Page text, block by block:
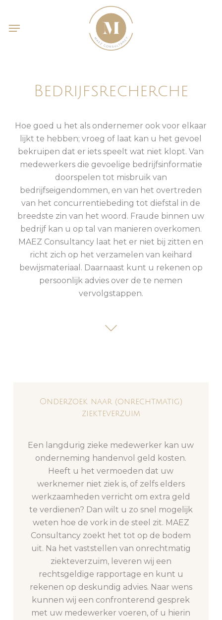
main
Menu
Bedrijfsrecherche
Hoe goed u het als ondernemer ook voor elkaar
lijkt te hebben; vroeg of laat kan u het gevoel
bekruipen dat er iets speelt wat niet klopt. Van
medewerkers die gevoelige bedrijfsinformatie
doorspelen tot misbruik van
bedrijfseigendommen, en van het overtreden
van het concurrentiebeding tot diefstal in de
breedste zin van het woord. Fraude binnen uw
bedrijf kan u op tal van manieren overkomen.
MAEZ Consultancy laat het er niet bij zitten en
richt zich op het verzamelen van keihard
bewijsmateriaal. Daarnaast kunt u rekenen op
persoonlijk advies over de te nemen
vervolgstappen.
Onderzoek naar (onrechtmatig)
ziekteverzuim
Een langdurig zieke medewerker kan uw
onderneming handenvol geld kosten.
Heeft u het vermoeden dat uw
werknemer niet ziek is, of zelfs elders
werkzaamheden verricht om extra geld
te verdienen? Dan wilt u zo snel mogelijk
weten hoe de vork in de steel zit. MAEZ
Consultancy zoekt het tot op de bodem
uit. Na het vaststellen van onrechtmatig
ziekteverzuim, leveren wij een
rechtsgeldige rapportage en kunt u
rekenen op deskundig advies. Naar wens
kunnen wij een confronterend gesprek
met uw medewerker voeren, of u hierin